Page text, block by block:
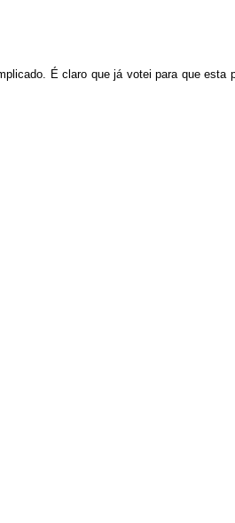
É claro que já votei para que esta